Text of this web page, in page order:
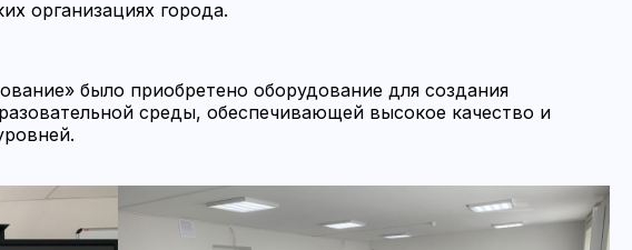
организациях города.
было приобретено оборудование для создания
среды, обеспечивающей высокое качество и